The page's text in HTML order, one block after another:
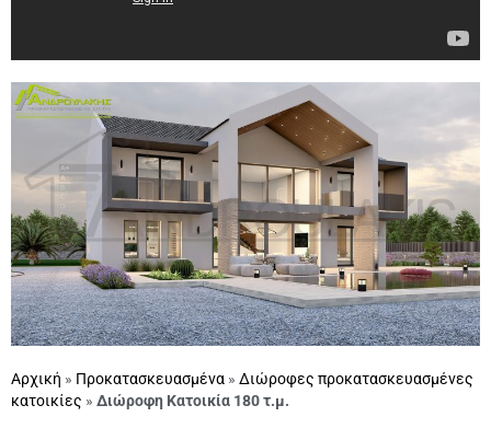
Αρχική » Προκατασκευασμένα » Διώροφες προκατασκευασμένες
κατοικίες » Διώροφη Κατοικία 180 τ.μ.